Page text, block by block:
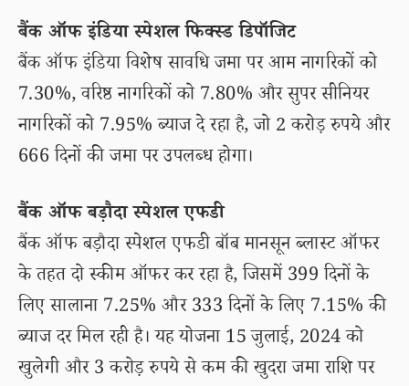
बैंक ऑफ इंडिया स्पेशल फिक्स्ड डिपॉजिट
बैंक ऑफ इंडिया विशेष सावधि जमा पर आम नागरिकों को
7.30%, वरिष्ठ नागरिकों को 7.80% और सुपर सीनियर
नागरिकों को 7.95% ब्याज दे रहा है, जो 2 करोड़ रुपये और
666 दिनों की जमा पर उपलब्ध होगा।
बैंक ऑफ बड़ौदा स्पेशल एफडी
बैंक ऑफ बड़ौदा स्पेशल एफडी बॉब मानसून ब्लास्ट ऑफर
के तहत दो स्कीम ऑफर कर रहा है, जिसमें 399 दिनों के
लिए सालाना 7.25% और 333 दिनों के लिए 7.15% की
ब्याज दर मिल रही है। यह योजना 15 जुलाई, 2024 को
खुलेगी और 3 करोड़ रुपये से कम की खुदरा जमा राशि पर